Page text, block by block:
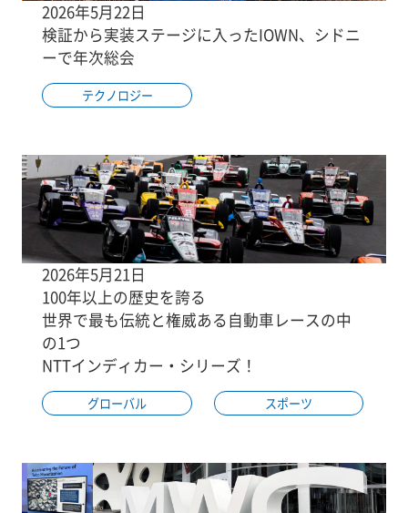
2026年5月22日
検証から実装ステージに入ったIOWN、シドニ
ーで年次総会
テクノロジー
2026年5月21日
100年以上の歴史を誇る
世界で最も伝統と権威ある自動車レースの中
の1つ
NTTインディカー・シリーズ！
グローバル スポーツ